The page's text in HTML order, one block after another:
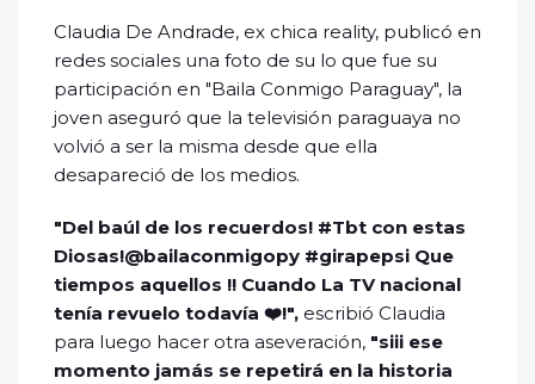
Claudia De Andrade, ex chica reality, publicó en
redes sociales una foto de su lo que fue su
participación en "Baila Conmigo Paraguay", la
joven aseguró que la televisión paraguaya no
volvió a ser la misma desde que ella
desapareció de los medios.
"Del baúl de los recuerdos! #Tbt con estas
Diosas!@bailaconmigopy #girapepsi Que
tiempos aquellos !! Cuando La TV nacional
tenía revuelo todavía ❤️!", escribió Claudia
para luego hacer otra aseveración, "siii ese
momento jamás se repetirá en la historia